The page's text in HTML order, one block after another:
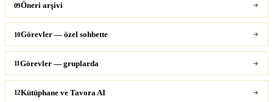
09Öneri arşivi
10Görevler — özel sohbette
11Görevler — gruplarda
12Kütüphane ve Tavora AI